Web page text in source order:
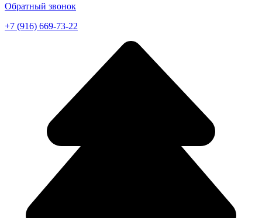
Обратный звонок
+7 (916) 669-73-22